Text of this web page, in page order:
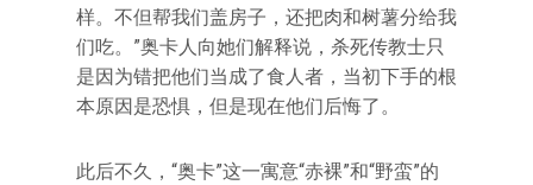
样。不但帮我们盖房子，还把肉和树薯分给我
们吃。”奥卡人向她们解释说，杀死传教士只
是因为错把他们当成了食人者，当初下手的根
本原因是恐惧，但是现在他们后悔了。
此后不久，“奥卡”这一寓意“赤裸”和“野蛮”的